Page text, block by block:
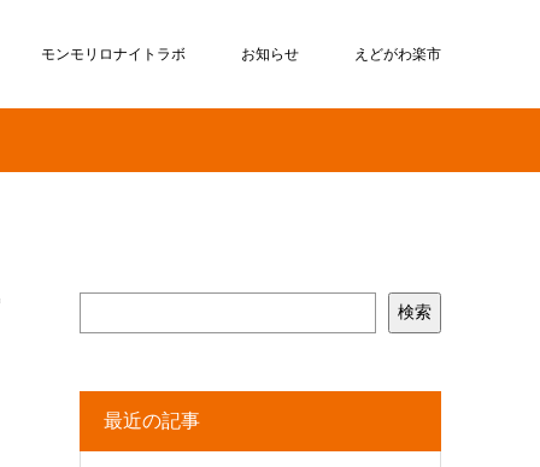
モンモリロナイトラボ お知らせ えどがわ楽市
検索
最近の記事